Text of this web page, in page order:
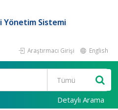
Yönetim Sistemi
Araştırmacı Girişi English
Detaylı Arama